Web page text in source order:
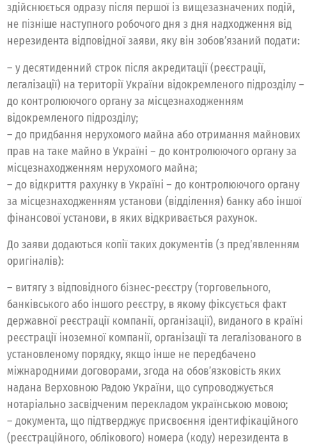
здійснюється одразу після першої із вищезазначених подій,
не пізніше наступного робочого дня з дня надходження від
нерезидента відповідної заяви, яку він зобов’язаний подати:
– у десятиденний строк після акредитації (реєстрації,
легалізації) на території України відокремленого підрозділу –
до контролюючого органу за місцезнаходженням
відокремленого підрозділу;
– до придбання нерухомого майна або отримання майнових
прав на таке майно в Україні – до контролюючого органу за
місцезнаходженням нерухомого майна;
– до відкриття рахунку в Україні – до контролюючого органу
за місцезнаходженням установи (відділення) банку або іншої
фінансової установи, в яких відкривається рахунок.
До заяви додаються копії таких документів (з пред’явленням
оригіналів):
– витягу з відповідного бізнес-реєстру (торговельного,
банківського або іншого реєстру, в якому фіксується факт
державної реєстрації компанії, організації), виданого в країні
реєстрації іноземної компанії, організації та легалізованого в
установленому порядку, якщо інше не передбачено
міжнародними договорами, згода на обов’язковість яких
надана Верховною Радою України, що супроводжується
нотаріально засвідченим перекладом українською мовою;
– документа, що підтверджує присвоєння ідентифікаційного
(реєстраційного, облікового) номера (коду) нерезидента в